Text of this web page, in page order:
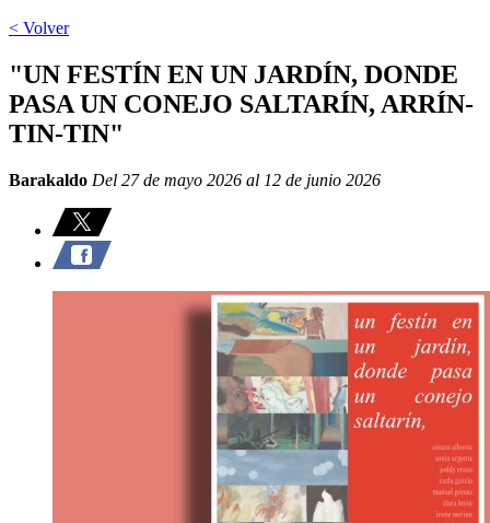
< Volver
"UN FESTÍN EN UN JARDÍN, DONDE
PASA UN CONEJO SALTARÍN, ARRÍN-
TIN-TIN"
Barakaldo Del 27 de mayo 2026 al 12 de junio 2026